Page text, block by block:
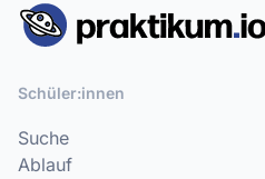
Schüler:innen
Suche
Ablauf